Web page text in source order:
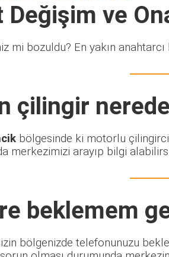
ve
mi bozuldu? En yakın
çilingir
bölgesinde ki motorlu
merkezimizi arayıp bilgi
beklemem
bölgenizde telefonunuzu